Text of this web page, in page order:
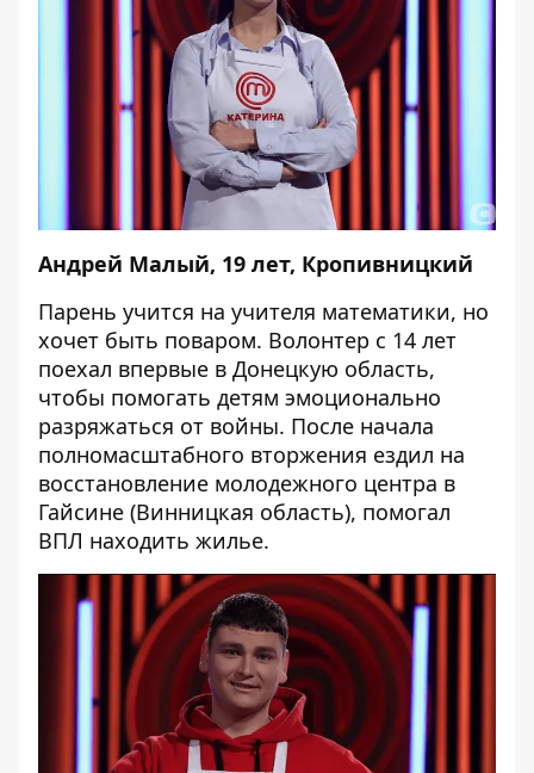
Андрей Малый, 19 лет, Кропивницкий
Парень учится на учителя математики, но
хочет быть поваром. Волонтер с 14 лет
поехал впервые в Донецкую область,
чтобы помогать детям эмоционально
разряжаться от войны. После начала
полномасштабного вторжения ездил на
восстановление молодежного центра в
Гайсине (Винницкая область), помогал
ВПЛ находить жилье.